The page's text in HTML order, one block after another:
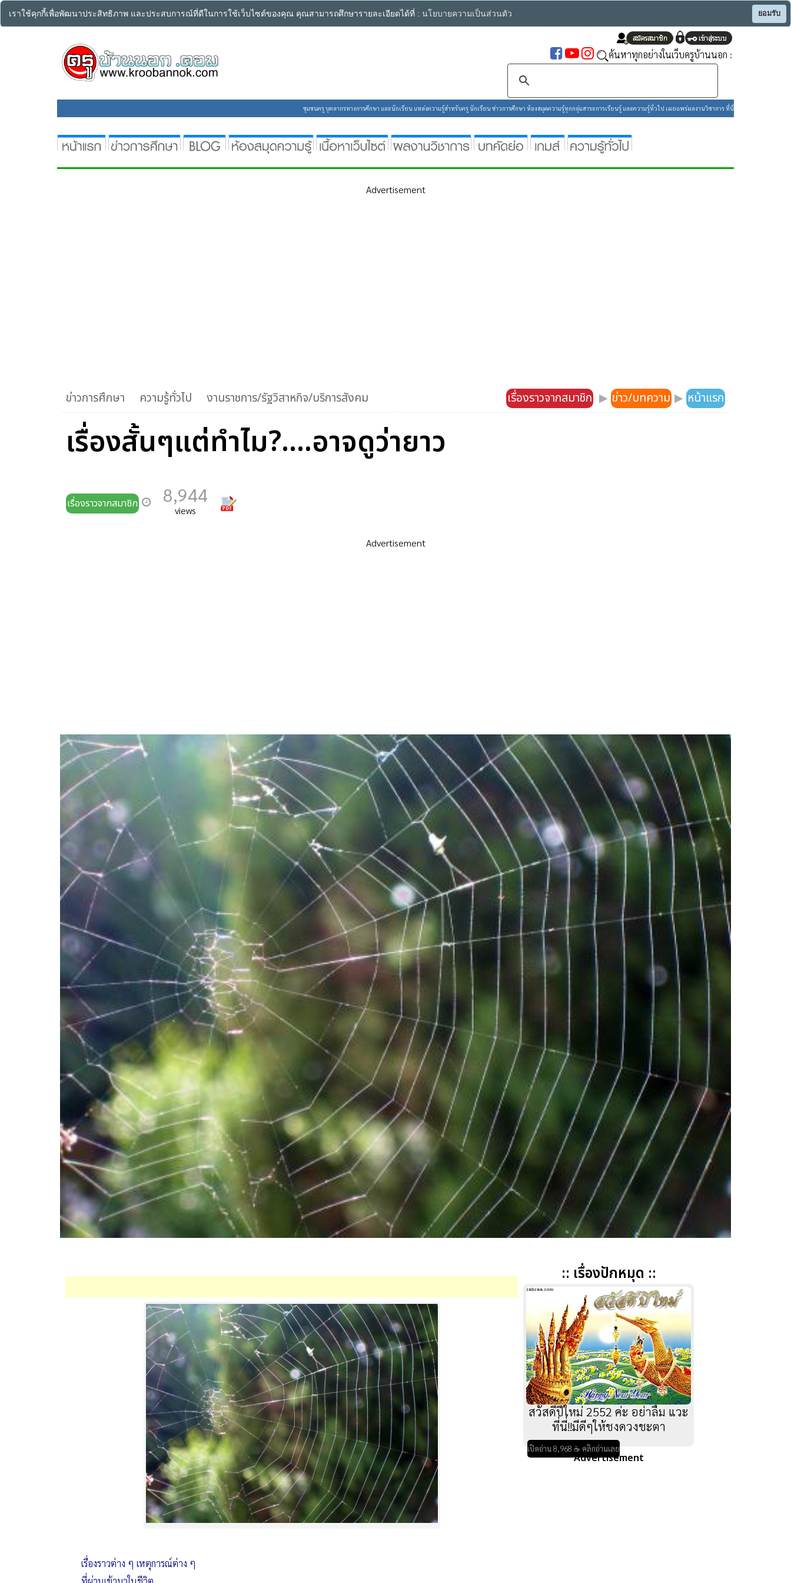
เราใช้คุกกี้เพื่อพัฒนาประสิทธิภาพ และประสบการณ์ที่ดีในการใช้เว็บไซต์ของคุณ คุณสามารถศึกษารายละเอียดได้ที่ : นโยบายความเป็นส่วนตัว ยอมรับ
ค้นหาทุกอย่างในเว็บครูบ้านนอก :
ชุมชนครู บุคลากรทางการศึกษา และนักเรียน แหล่งความรู้สำหรับครู นักเรียน ข่าวการศึกษา ห้องสมุดความรู้ทุกกลุ่มสาระการเรียนรู้ และความรู้ทั่วไป เผยแพร่ผลงานวิชาการ ที่นี่
Advertisement
ข่าวการศึกษา ความรู้ทั่วไป งานราชการ/รัฐวิสาหกิจ/บริการสังคม เรื่องราวจากสมาชิก ▶ ข่าว/บทความ ▶ หน้าแรก
เรื่องสั้นๆแต่ทำไม?....อาจดูว่ายาว
เรื่องราวจากสมาชิก 8,944
views
Advertisement
เรื่องราวต่าง ๆ เหตุการณ์ต่าง ๆ
:: เรื่องปักหมุด ::
สวัสดีปีใหม่ 2552 ค่ะ อย่าลืม แวะ
ที่นี่!!มีดีๆให้ชงดวงชะตา
เปิดอ่าน 8,968 ☕ คลิกอ่านเลย
Advertisement